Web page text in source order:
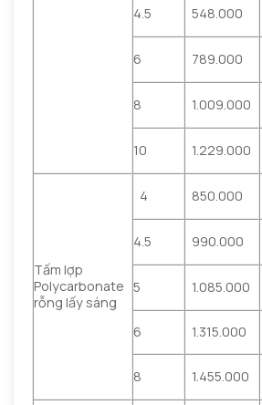
4.5 548.000
6 789.000
8 1.009.000
10 1.229.000
Tấm lợp
Polycarbonate
rỗng lấy sáng
4 850.000
4.5 990.000
5 1.085.000
6 1.315.000
8 1.455.000